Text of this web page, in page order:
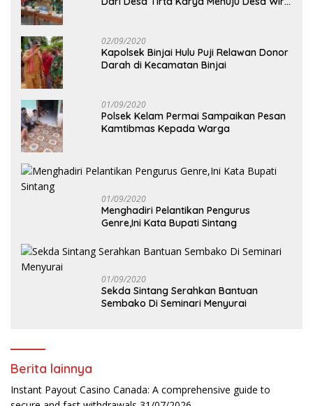
02/09/2020
Kapolsek Binjai Hulu Puji Relawan Donor
Darah di Kecamatan Binjai
01/09/2020
Polsek Kelam Permai Sampaikan Pesan
Kamtibmas Kepada Warga
01/09/2020
Menghadiri Pelantikan Pengurus
Genre,Ini Kata Bupati Sintang
01/09/2020
Sekda Sintang Serahkan Bantuan
Sembako Di Seminari Menyurai
Berita lainnya
Instant Payout Casino Canada: A comprehensive guide to